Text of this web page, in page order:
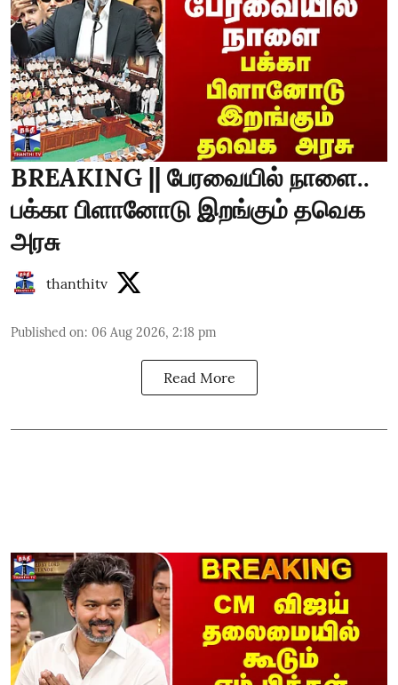
BREAKING || பேரவையில் நாளை..
பக்கா பிளானோடு இறங்கும் தவெக
அரசு
thanthitv
Published on: 06 Aug 2026, 2:18 pm
Read More